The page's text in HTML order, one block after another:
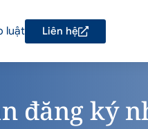
luật Liên hệ
đăng ký